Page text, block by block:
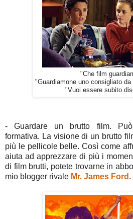
"Che film
"Guardiamone uno consigliato
"Vuoi essere subito
- Guardare un brutto film. Può
formativa. La visione di un brutto
più le pellicole belle. Così come
aiuta ad apprezzare di più i
di film brutti, potete trovarne in
mio blogger rivale Mr. James Ford .